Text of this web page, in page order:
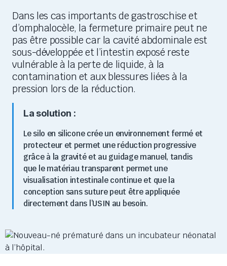
Dans les cas importants de gastroschise et
d’omphalocèle, la fermeture primaire peut ne
pas être possible car la cavité abdominale est
sous-développée et l’intestin exposé reste
vulnérable à la perte de liquide, à la
contamination et aux blessures liées à la
pression lors de la réduction.
La solution :
Le silo en silicone crée un environnement fermé et
protecteur et permet une réduction progressive
grâce à la gravité et au guidage manuel, tandis
que le matériau transparent permet une
visualisation intestinale continue et que la
conception sans suturepeut être appliquée
directement dans l’USIN au besoin.